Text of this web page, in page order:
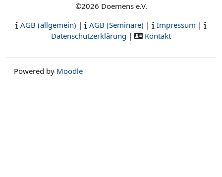
©2026 Doemens e.V.
AGB (allgemein) | AGB (Seminare) | Impressum |
Datenschutzerklärung | Kontakt
Powered by Moodle